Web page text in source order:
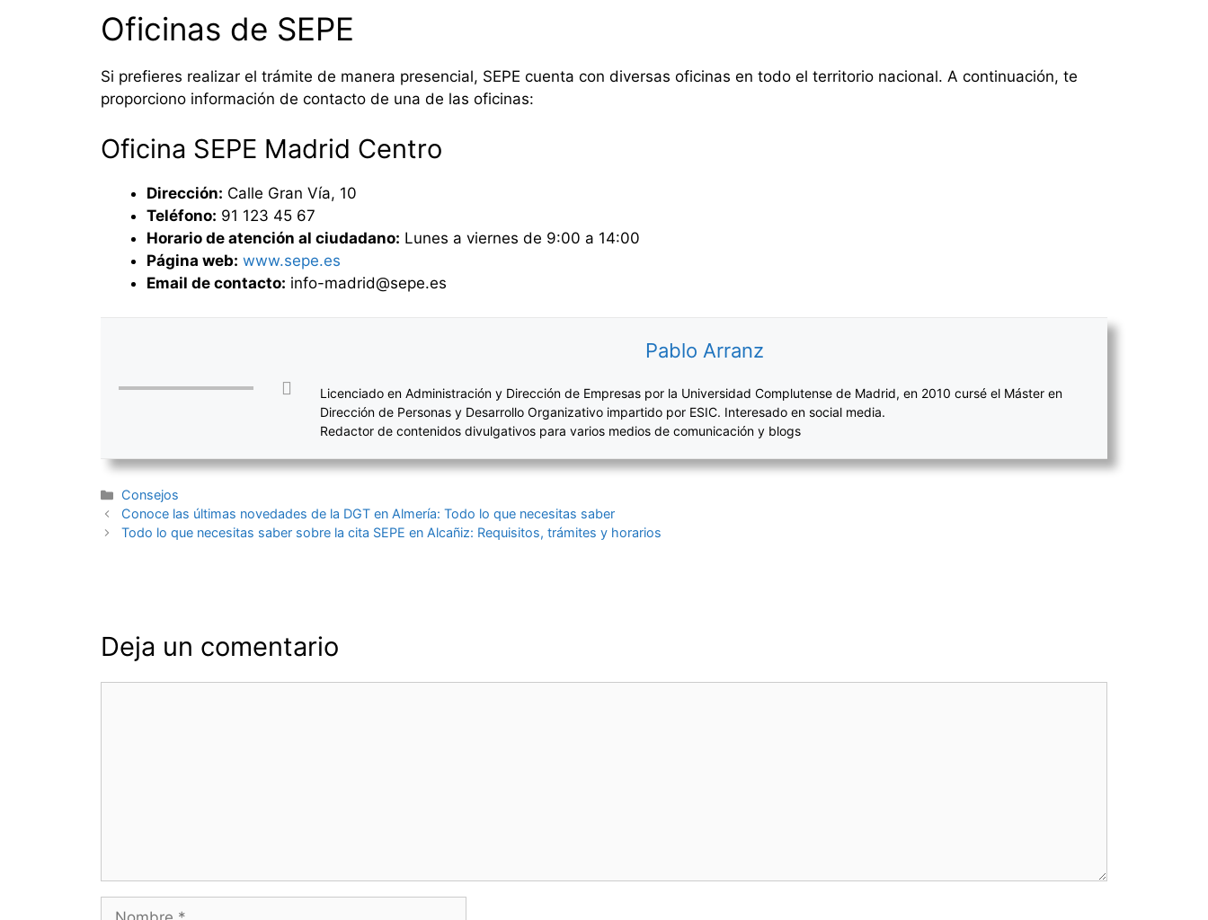
Oficinas de SEPE
Si prefieres realizar el trámite de manera presencial, SEPE cuenta con diversas oficinas en todo el territorio nacional. A continuación, te
proporciono información de contacto de una de las oficinas:
Oficina SEPE Madrid Centro
Dirección: Calle Gran Vía, 10
Teléfono: 91 123 45 67
Horario de atención al ciudadano: Lunes a viernes de 9:00 a 14:00
Página web: www.sepe.es
Email de contacto: info-madrid@sepe.es
Pablo Arranz
Licenciado en Administración y Dirección de Empresas por la Universidad Complutense de Madrid, en 2010 cursé el Máster en
Dirección de Personas y Desarrollo Organizativo impartido por ESIC. Interesado en social media.
Redactor de contenidos divulgativos para varios medios de comunicación y blogs
Categorías
Consejos
Navegación
de
Conoce las últimas novedades de la DGT en Almería: Todo lo que necesitas saber
Todo lo que necesitas saber sobre la cita SEPE en Alcañiz: Requisitos, trámites y horarios
Deja un comentario
Nombre